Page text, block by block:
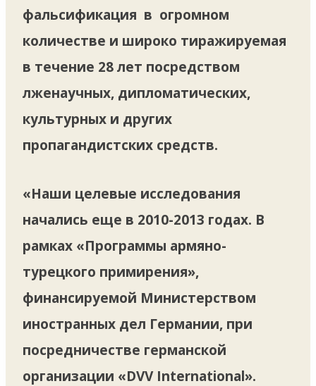
фальсификация в огромном
количестве и широко тиражируемая
в течение 28 лет посредством
лженаучных, дипломатических,
культурных и других
пропагандистских средств.
«Наши целевые исследования
начались еще в 2010-2013 годах. В
рамках «Программы армяно-
турецкого примирения»,
финансируемой Министерством
иностранных дел Германии, при
посредничестве германской
организации «DVV International».